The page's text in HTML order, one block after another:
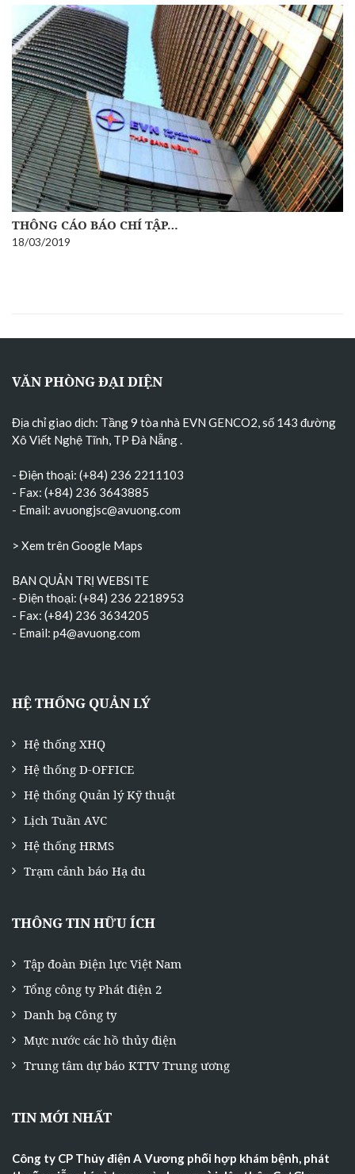
THÔNG CÁO BÁO CHÍ TẬP…
18/03/2019
VĂN PHÒNG ĐẠI DIỆN
Địa chỉ giao dịch: Tầng 9 tòa nhà EVN GENCO2, số 143 đường
Xô Viết Nghệ Tĩnh, TP Đà Nẵng
- Điện thoại: (+84) 236 2211103
- Fax: (+84) 236 3643885
- Email: avuongjsc@avuong.com
> Xem trên Google Maps
BAN QUẢN TRỊ WEBSITE
- Điện thoại: (+84) 236 2218953
- Fax: (+84) 236 3634205
- Email: p4@avuong.com
HỆ THỐNG QUẢN LÝ
Hệ thống XHQ
Hệ thống D-OFFICE
Hệ thống Quản lý Kỹ thuật
Lịch Tuần AVC
Hệ thống HRMS
Trạm cảnh báo Hạ du
THÔNG TIN HỮU ÍCH
Tập đoàn Điện lực Việt Nam
Tổng công ty Phát điện 2
Danh bạ Công ty
Mực nước các hồ thủy điện
Trung tâm dự báo KTTV Trung ương
TIN MỚI NHẤT
Công ty CP Thủy điện A Vương phối hợp khám bệnh, phát